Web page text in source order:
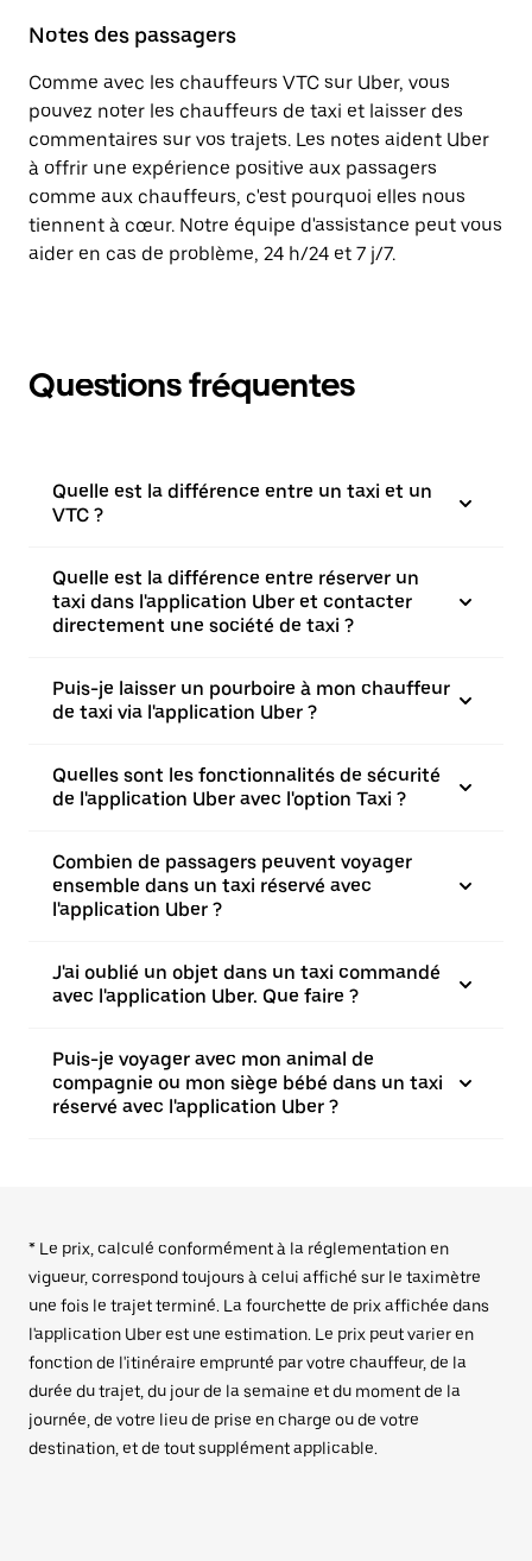
Notes des passagers
Comme avec les chauffeurs VTC sur Uber, vous
pouvez noter les chauffeurs de taxi et laisser des
commentaires sur vos trajets. Les notes aident Uber
à offrir une expérience positive aux passagers
comme aux chauffeurs, c'est pourquoi elles nous
tiennent à cœur. Notre équipe d'assistance peut vous
aider en cas de problème, 24 h/24 et 7 j/7.
Questions fréquentes
Quelle est la différence entre un taxi et un
VTC ?
Quelle est la différence entre réserver un
taxi dans l'application Uber et contacter
directement une société de taxi ?
Puis-je laisser un pourboire à mon chauffeur
de taxi via l'application Uber ?
Quelles sont les fonctionnalités de sécurité
de l'application Uber avec l'option Taxi ?
Combien de passagers peuvent voyager
ensemble dans un taxi réservé avec
l'application Uber ?
J'ai oublié un objet dans un taxi commandé
avec l'application Uber. Que faire ?
Puis-je voyager avec mon animal de
compagnie ou mon siège bébé dans un taxi
réservé avec l'application Uber ?
* Le prix, calculé conformément à la réglementation en
vigueur, correspond toujours à celui affiché sur le taximètre
une fois le trajet terminé. La fourchette de prix affichée dans
l'application Uber est une estimation. Le prix peut varier en
fonction de l'itinéraire emprunté par votre chauffeur, de la
durée du trajet, du jour de la semaine et du moment de la
journée, de votre lieu de prise en charge ou de votre
destination, et de tout supplément applicable.